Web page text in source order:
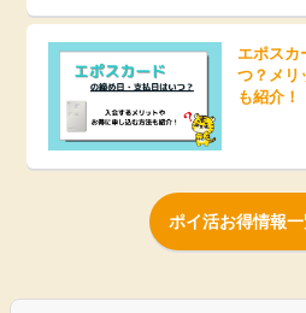
エポスカ
つ？メリ
も紹介！
ポイ活お得情報